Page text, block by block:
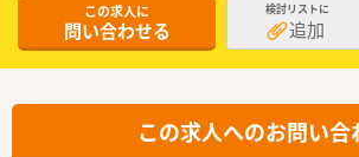
この求人に
問い合わせる
検討リストに
追加
この求人へのお問い合